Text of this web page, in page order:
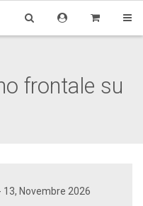
frontale su
13, Novembre 2026